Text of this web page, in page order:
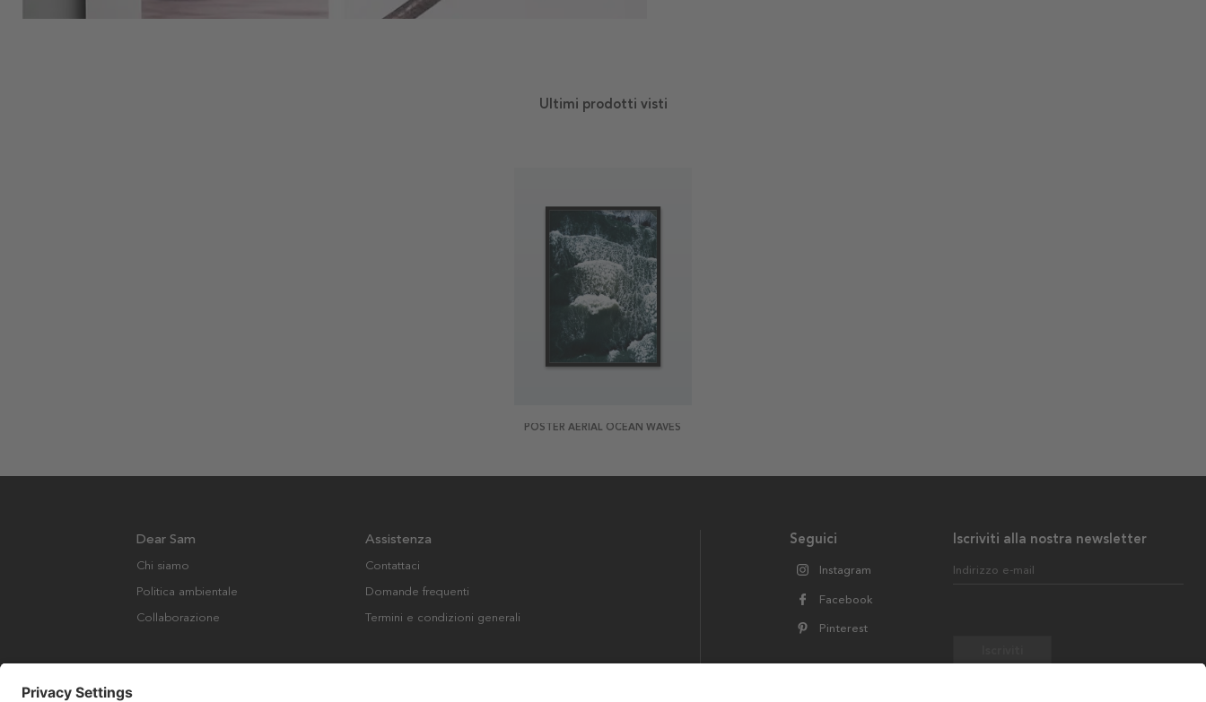
Ultimi prodotti visti
POSTER AERIAL OCEAN WAVES
Iscriviti alla nostra newsletter
Indirizzo e-mail
Seguici
Instagram
Facebook
Pinterest
Dear Sam
Chi siamo
Politica ambientale
Collaborazione
Assistenza
Contattaci
Domande frequenti
Termini e condizioni generali